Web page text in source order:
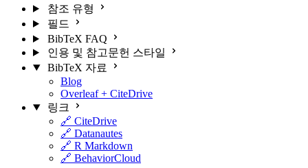
참조 유형
필드
BibTeX FAQ
인용 및 참고문헌 스타일
BibTeX 자료
Blog
Overleaf + CiteDrive
링크
🔗 CiteDrive
🔗 Datanautes
🔗 R Markdown
🔗 BehaviorCloud